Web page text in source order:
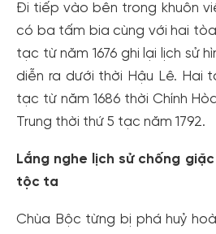
Đi tiếp vào bên trong khuôn
có ba tấm bia cùng với hai
tạc từ năm 1676 ghi lại lịch sử
diễn ra dưới thời Hậu Lê. Hai
tạc từ năm 1686 thời Chính
Trung thời thứ 5 tạc năm 1792.
Lắng nghe lịch sử chống
tộc ta
Chùa Bộc từng bị phá huỷ